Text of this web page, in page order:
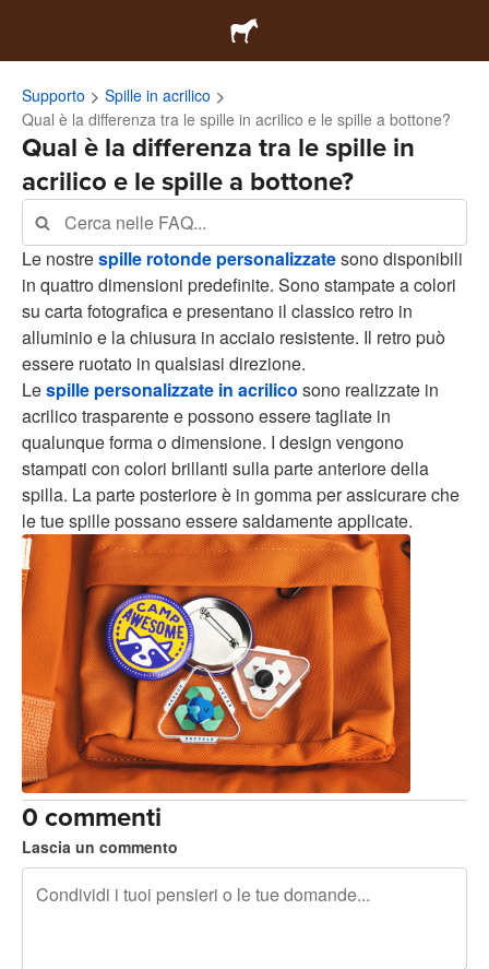
Supporto
Spille in acrilico
Qual è la differenza tra le spille in acrilico e le spille a bottone?
Qual è la differenza tra le spille in
acrilico e le spille a bottone?
Le nostrespille rotonde personalizzatesono disponibili
in quattro dimensioni predefinite. Sono stampate a colori
su carta fotografica e presentano il classico retro in
alluminio e la chiusura in acciaio resistente. Il retro può
essere ruotato in qualsiasi direzione.
Lespille personalizzate in acrilico sono realizzate in
acrilico trasparente e possono essere tagliate in
qualunque forma o dimensione. I design vengono
stampati con colori brillanti sulla parte anteriore della
spilla. La parte posteriore è in gomma per assicurare che
le tue spille possano essere saldamente applicate.
0 commenti
Lascia un commento